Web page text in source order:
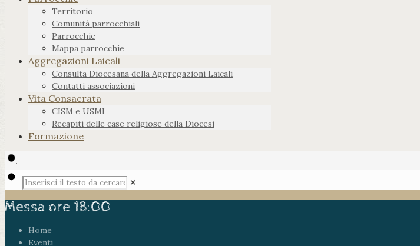
Territorio
Comunità parrocchiali
Parrocchie
Mappa parrocchie
Aggregazioni Laicali
Consulta Diocesana della Aggregazioni Laicali
Contatti associazioni
Vita Consacrata
CISM e USMI
Recapiti delle case religiose della Diocesi
Formazione
✕
Messa ore 18:00
Home
Eventi